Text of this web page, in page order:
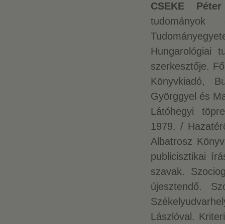
CSEKE Péter
Hungarológiai
szerkesztője.
Könyvkiadó,
Györggyel és
Látóhegyi
1979. /
Albatrosz
publicisztikai
szavak.
újesztendő.
Lászlóval.